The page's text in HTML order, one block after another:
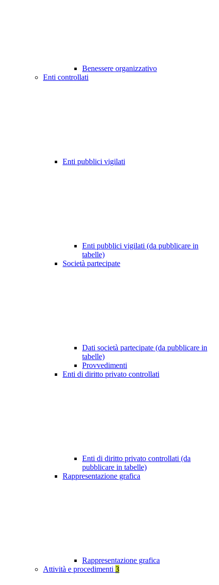
Benessere organizzativo
Enti controllati
Enti pubblici vigilati
Enti pubblici vigilati (da pubblicare in
tabelle)
Società partecipate
Dati società partecipate (da pubblicare in
tabelle)
Provvedimenti
Enti di diritto privato controllati
Enti di diritto privato controllati (da
pubblicare in tabelle)
Rappresentazione grafica
Rappresentazione grafica
Attività e procedimenti 3